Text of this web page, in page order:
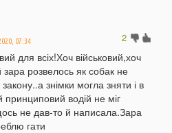
2
07:34
для всіх!Хоч військовий,хоч
зара розвелось як собак не
знімки могла зняти і в
принциповий водій не міг
не дав-то й написала.Зара
гати